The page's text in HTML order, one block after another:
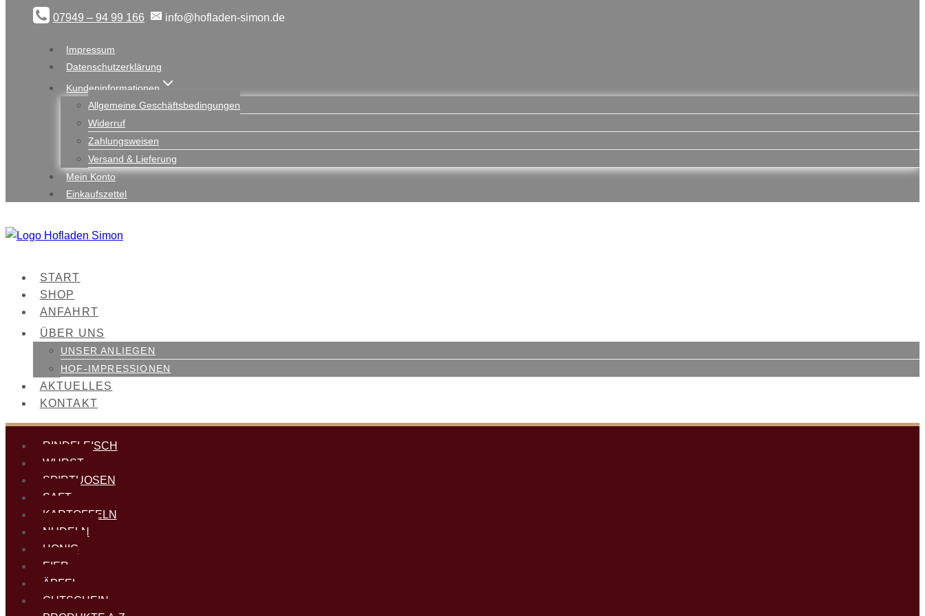
07949 – 94 99 166 info@hofladen-simon.de
Impressum
Datenschutzerklärung
Kundeninformationen
Allgemeine Geschäftsbedingungen
Widerruf
Zahlungsweisen
Versand & Lieferung
Mein Konto
Einkaufszettel
START
SHOP
ANFAHRT
ÜBER UNS
UNSER ANLIEGEN
HOF-IMPRESSIONEN
AKTUELLES
KONTAKT
RINDFLEISCH
WURST
SPIRTUOSEN
SAFT
KARTOFFELN
NUDELN
HONIG
EIER
ÄPFEL
GUTSCHEIN